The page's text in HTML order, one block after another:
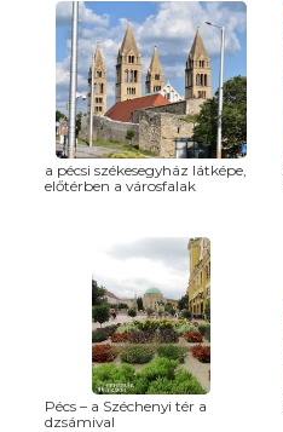
a pécsi székesegyház látképe,
előtérben a városfalak
Pécs – a Széchenyi tér a
dzsámival